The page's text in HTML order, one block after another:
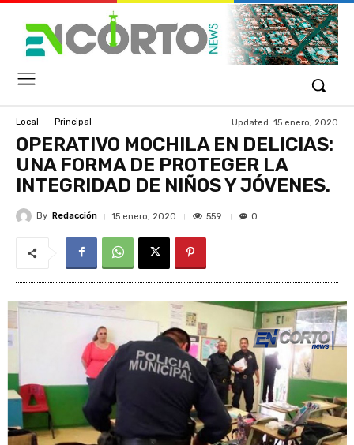
Local Principal Updated: 15 enero, 2020
OPERATIVO MOCHILA EN DELICIAS:
UNA FORMA DE PROTEGER LA
INTEGRIDAD DE NIÑOS Y JÓVENES.
By Redacción 15 enero, 2020 559 0